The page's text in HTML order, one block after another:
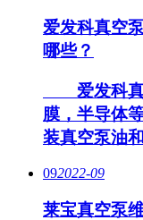
爱发科真空
哪些？
爱发科真
膜，半导体
装真空泵油
092022-09
莱宝真空泵